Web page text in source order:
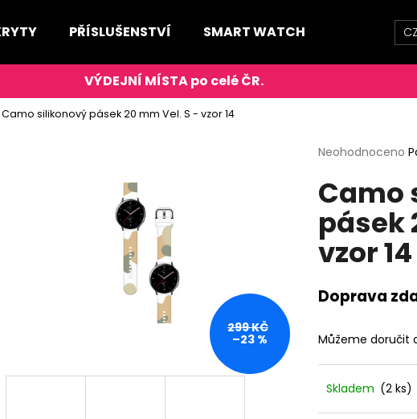
PŘÍSLUŠENSTVÍ SMART WATCH DOPRAVY A
Camo silikonový pásek 20 mm Vel. S - vzor 14
Průměrné
produktu
je
5
hvězdiček.
Neohodnoceno
Camo
pásek
vzor 14
Doprava
Můžeme doručit
Skladem (2 ks)
299 KČ
–23 %
Co potřebujete najít?
Doporučujeme